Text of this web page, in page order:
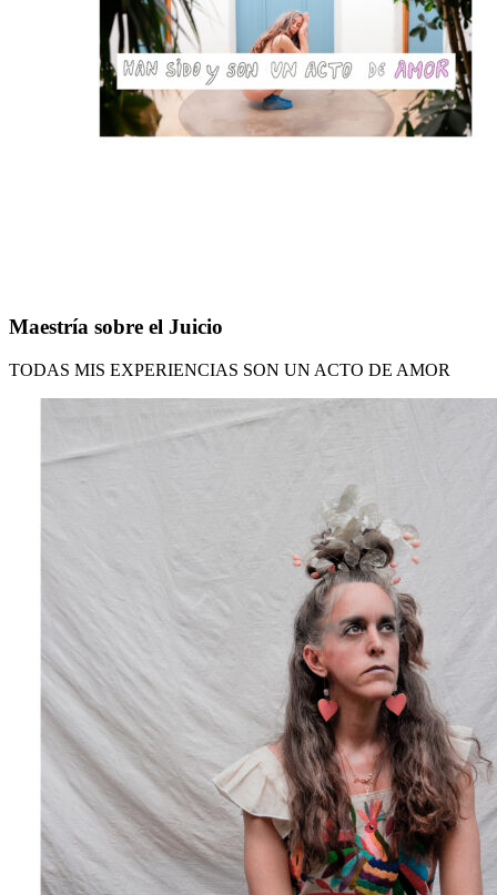
Maestría
el
Maestría sobre el Juicio
TODAS MIS EXPERIENCIAS SON UN ACTO DE AMOR